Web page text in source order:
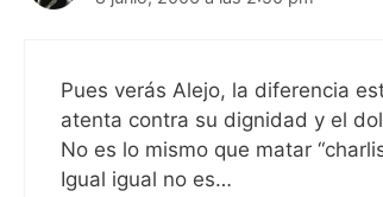
Pues verás Alejo, la diferencia
atenta contra su dignidad y el
No es lo mismo que matar
Igual igual no es…